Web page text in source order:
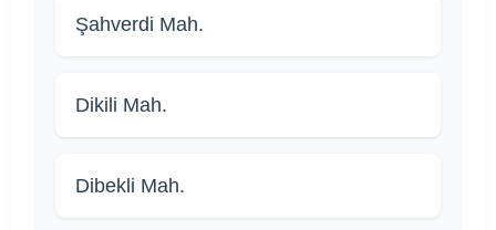
Şahverdi Mah.
Dikili Mah.
Dibekli Mah.